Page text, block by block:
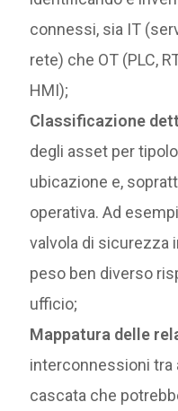
connessi, sia IT
rete) che OT (PLC,
HMI);
Classificazione
degli asset per
ubicazione e,
operativa. Ad
valvola di sicurezza
peso ben diverso
ufficio;
Mappatura delle
interconnessioni tra
cascata che